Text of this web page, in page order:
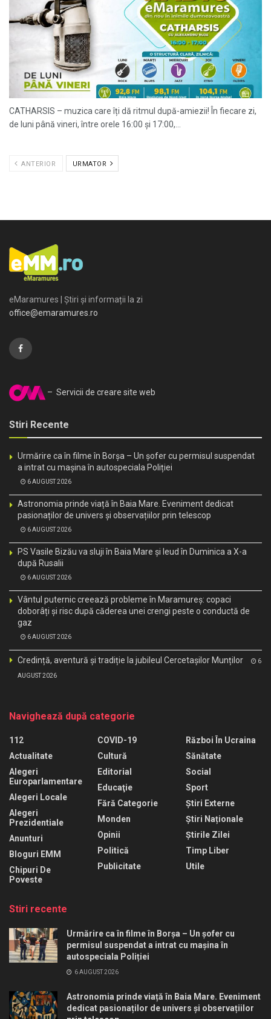
CATHARSIS – muzica care îți dă ritmul după-amiezii! În fiecare zi,
de luni până vineri, între orele 16:00 și 17:00,...
ANTERIOR URMATOR
eMaramures | Știri și informații la zi
office@emaramures.ro
– Servicii de creare site web
Stiri Recente
Urmărire ca în filme în Borșa – Un șofer cu permisul suspendat
a intrat cu mașina în autospeciala Poliției
6 AUGUST 2026
Astronomia prinde viață în Baia Mare. Eveniment dedicat
pasionaților de univers și observațiilor prin telescop
6 AUGUST 2026
PS Vasile Bizău va sluji în Baia Mare și Ieud în Duminica a X-a
după Rusalii
6 AUGUST 2026
Vântul puternic creează probleme în Maramureș: copaci
doborâți și risc după căderea unei crengi peste o conductă de
gaz
6 AUGUST 2026
Credință, aventură și tradiție la jubileul Cercetașilor Munților 6
AUGUST 2026
Navighează după categorie
112
Actualitate
Alegeri
Europarlamentare
Alegeri Locale
Alegeri
Prezidentiale
Anunturi
Bloguri EMM
Chipuri De
Poveste
COVID-19
Cultură
Editorial
Educaţie
Fără Categorie
Monden
Opinii
Politică
Publicitate
Război În Ucraina
Sănătate
Social
Sport
Știri Externe
Știri Naționale
Știrile Zilei
Timp Liber
Utile
Stiri recente
Urmărire ca în filme în Borșa – Un șofer cu
permisul suspendat a intrat cu mașina în
autospeciala Poliției
6 AUGUST 2026
Astronomia prinde viață în Baia Mare. Eveniment
dedicat pasionaților de univers și observațiilor